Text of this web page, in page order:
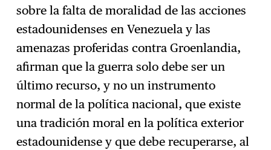
sobre la falta de moralidad de las acciones
estadounidenses en Venezuela y las
amenazas proferidas contra Groenlandia,
afirman que la guerra solo debe ser un
último recurso, y no un instrumento
normal de la política nacional, que existe
una tradición moral en la política exterior
estadounidense y que debe recuperarse, al